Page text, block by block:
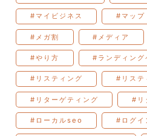
#マイビジネス #マップ
#メガ割 #メディア
#やり方 #ランディング
#リスティング #リステ
#リターゲティング #リ
#ローカルseo #ログイ